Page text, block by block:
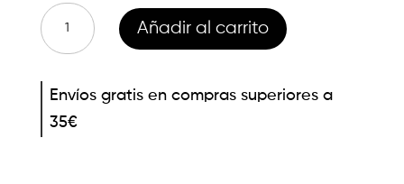
Abéñula
Maquillaje
colores
para
Añadir al carrito
Envíos gratis en compras superiores a
35€